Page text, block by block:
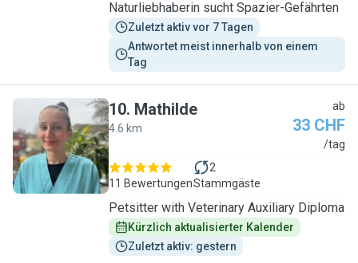
Naturliebhaberin sucht Spazier-Gefährten
Zuletzt aktiv vor 7 Tagen
Antwortet meist innerhalb von einem
Tag
M
10. Mathilde
4.6 km
ab
33 CHF
/tag
11 Bewertungen
2
Stammgäste
Petsitter with Veterinary Auxiliary Diploma
Kürzlich aktualisierter Kalender
Zuletzt aktiv: gestern